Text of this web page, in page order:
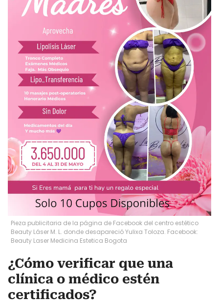
Pieza publicitaria de la página de Facebook del centro estético
Beauty Láser M. L. donde desapareció Yulixa Toloza. Facebook:
Beauty Laser Medicina Estetica Bogota
¿Cómo verificar que una
clínica o médico estén
certificados?